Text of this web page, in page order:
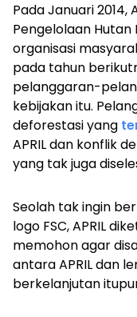
Pada Januari 2014,
Pengelolaan Hutan
organisasi
pada tahun
pelanggaran-
kebijakan itu.
deforestasi yang
APRIL dan konflik
yang tak juga
Seolah tak ingin
logo FSC, APRIL
memohon agar
antara APRIL dan
berkelanjutan